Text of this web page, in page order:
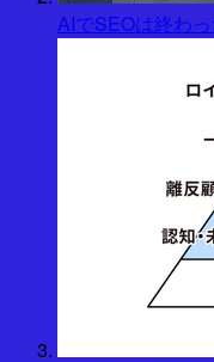
AIでSEOは終わ